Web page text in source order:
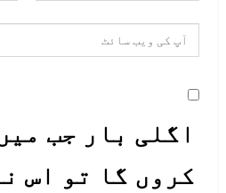
اگلی بار جب
کروں گا تو اس